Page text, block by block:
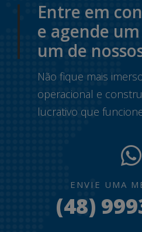
Entre em
e agende
um de
Não fique mais
operacional e
lucrativo que
ENVIE UMA
(48)